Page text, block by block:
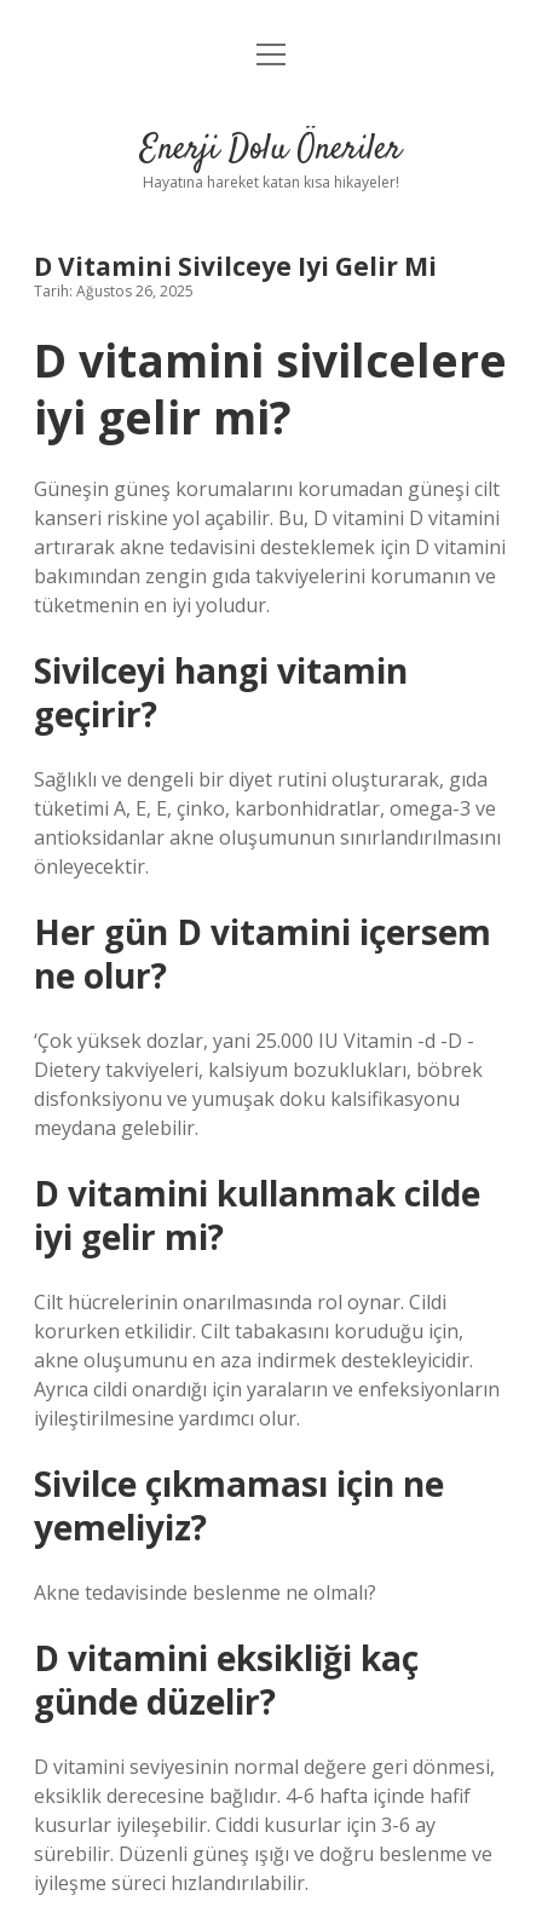
Anasayfa
Yasal Uyarı
menüyü
Enerji Dolu Öneriler
Hayatına hareket katan kısa hikayeler!
D Vitamini Sivilceye Iyi Gelir Mi
Tarih: Ağustos 26, 2025
D vitamini sivilcelere
iyi gelir mi?
Güneşin güneş korumalarını korumadan güneşi cilt
kanseri riskine yol açabilir. Bu, D vitamini D vitamini
artırarak akne tedavisini desteklemek için D vitamini
bakımından zengin gıda takviyelerini korumanın ve
tüketmenin en iyi yoludur.
Sivilceyi hangi vitamin
geçirir?
Sağlıklı ve dengeli bir diyet rutini oluşturarak, gıda
tüketimi A, E, E, çinko, karbonhidratlar, omega-3 ve
antioksidanlar akne oluşumunun sınırlandırılmasını
önleyecektir.
Her gün D vitamini içersem
ne olur?
‘Çok yüksek dozlar, yani 25.000 IU Vitamin -d -D -
Dietery takviyeleri, kalsiyum bozuklukları, böbrek
disfonksiyonu ve yumuşak doku kalsifikasyonu
meydana gelebilir.
D vitamini kullanmak cilde
iyi gelir mi?
Cilt hücrelerinin onarılmasında rol oynar. Cildi
korurken etkilidir. Cilt tabakasını koruduğu için,
akne oluşumunu en aza indirmek destekleyicidir.
Ayrıca cildi onardığı için yaraların ve enfeksiyonların
iyileştirilmesine yardımcı olur.
Sivilce çıkmaması için ne
yemeliyiz?
Akne tedavisinde beslenme ne olmalı?
D vitamini eksikliği kaç
günde düzelir?
D vitamini seviyesinin normal değere geri dönmesi,
eksiklik derecesine bağlıdır. 4-6 hafta içinde hafif
kusurlar iyileşebilir. Ciddi kusurlar için 3-6 ay
sürebilir. Düzenli güneş ışığı ve doğru beslenme ve
iyileşme süreci hızlandırılabilir.